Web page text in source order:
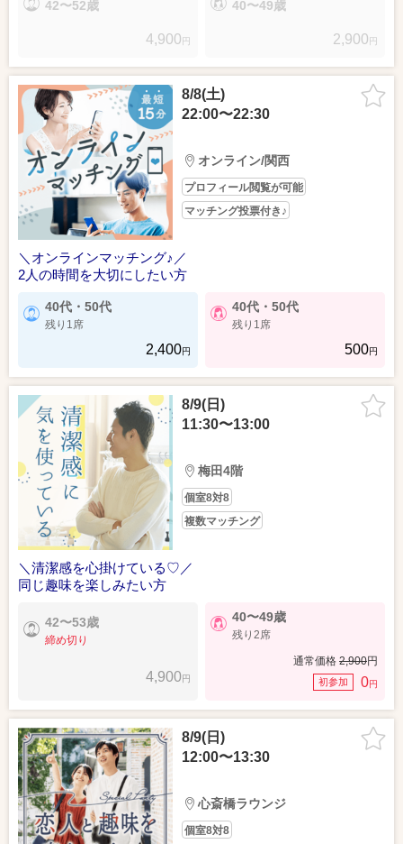
42〜52歳
4,900 円
40〜49歳
2,900 円
8/8(土)
22:00〜22:30
オンライン/関西
プロフィール閲覧が可能
マッチング投票付き♪
＼オンラインマッチング♪／
2人の時間を大切にしたい方
40代・50代
残り1席
2,400円
40代・50代
残り1席
500円
8/9(日)
11:30〜13:00
梅田4階
個室8対8
複数マッチング
＼清潔感を心掛けている♡／
同じ趣味を楽しみたい方
42〜53歳
締め切り
4,900円
40〜49歳
残り2席
通常価格 2,900円
初参加 0円
8/9(日)
12:00〜13:30
心斎橋ラウンジ
個室8対8